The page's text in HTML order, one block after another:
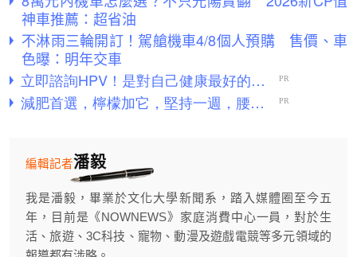
神車推薦：超省油
不淋雨三輪開訂！駕艙機車4/8個人預購 售價、車
色曝：明年交車
潘毅
編輯記者
我是潘毅，畢業於文化大學新聞系，踏入媒體圈至今五
年，目前是《NOWNEWS》家庭消費中心一員，對於生
活、旅遊、3C科技、寵物、動漫及遊戲電競等多元領域的